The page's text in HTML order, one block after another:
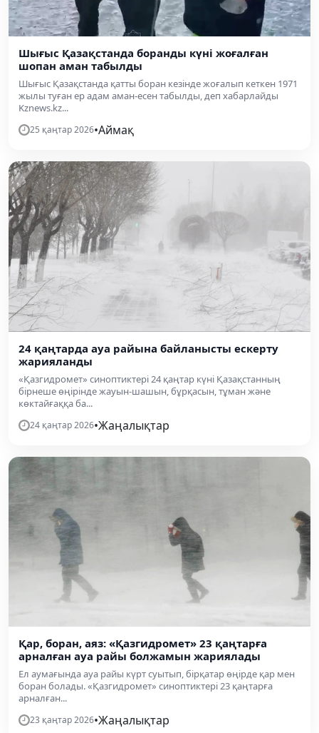
Шығыс Қазақстанда боранды күні жоғалған
шопан аман табылды
Шығыс Қазақстанда қатты боран кезінде жоғалып кеткен 1971
жылы туған ер адам аман-есен табылды, деп хабарлайды
Kznews.kz...
25 қаңтар 2026•Аймақ
24 қаңтарда ауа райына байланысты ескерту
жарияланды
«Қазгидромет» синоптиктері 24 қаңтар күні Қазақстанның
бірнеше өңірінде жауын-шашын, бұрқасын, тұман және
көктайғаққа ба...
24 қаңтар 2026•Жаңалықтар
Қар, боран, аяз: «Қазгидромет» 23 қаңтарға
арналған ауа райы болжамын жариялады
Ел аумағында ауа райы күрт суытып, бірқатар өңірде қар мен
боран болады. «Қазгидромет» синоптиктері 23 қаңтарға
арналған...
23 қаңтар 2026•Жаңалықтар